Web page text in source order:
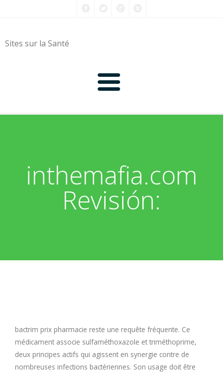
Sites sur la Santé
0-9
C
H
I
inthemafia.com
Revisión:
bactrim prix pharmacie reste une requête fréquente. Ce
médicament associe sulfaméthoxazole et triméthoprime,
deux principes actifs qui agissent en synergie contre de
nombreuses infections bactériennes. Son usage doit être